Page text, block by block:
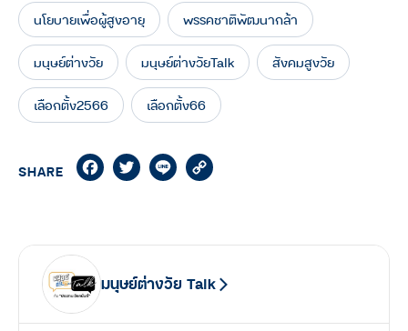
นโยบายเพื่อผู้สูงอายุ พรรคชาติพัฒนากล้า
มนุษย์ต่างวัย มนุษย์ต่างวัยTalk สังคมสูงวัย
เลือกตั้ง2566 เลือกตั้ง66
SHARE FacebookTwitterLine
มนุษย์ต่างวัย Talk